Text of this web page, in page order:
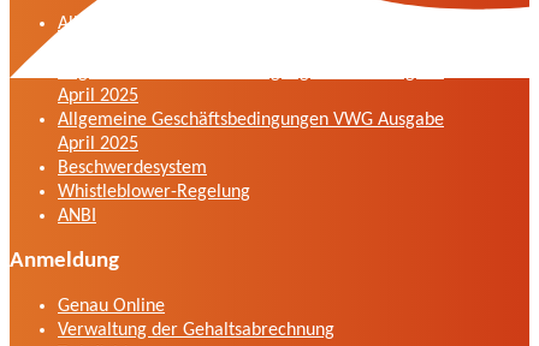
Allgemeine Geschäftsbedingungen der VWG in
April 2025
Allgemeine Geschäftsbedingungen VWG Ausgabe
April 2025
Beschwerdesystem
Whistleblower-Regelung
ANBI
Anmeldung
Genau Online
Verwaltung der Gehaltsabrechnung